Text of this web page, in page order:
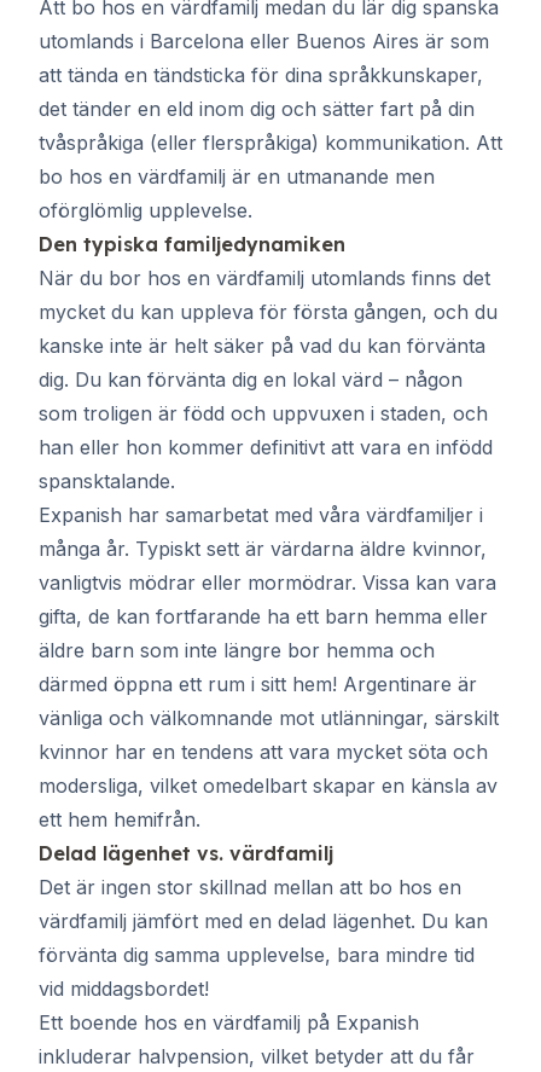
Att bo hos en värdfamilj medan du lär dig spanska
utomlands i Barcelona eller Buenos Aires är som
att tända en tändsticka för dina språkkunskaper,
det tänder en eld inom dig och sätter fart på din
tvåspråkiga (eller flerspråkiga) kommunikation. Att
bo hos en värdfamilj är en utmanande men
oförglömlig upplevelse.
Den typiska familjedynamiken
När du bor hos en värdfamilj utomlands finns det
mycket du kan uppleva för första gången, och du
kanske inte är helt säker på vad du kan förvänta
dig. Du kan förvänta dig en lokal värd – någon
som troligen är född och uppvuxen i staden, och
han eller hon kommer definitivt att vara en infödd
spansktalande.
Expanish har samarbetat med våra värdfamiljer i
många år. Typiskt sett är värdarna äldre kvinnor,
vanligtvis mödrar eller mormödrar. Vissa kan vara
gifta, de kan fortfarande ha ett barn hemma eller
äldre barn som inte längre bor hemma och
därmed öppna ett rum i sitt hem! Argentinare är
vänliga och välkomnande mot utlänningar, särskilt
kvinnor har en tendens att vara mycket söta och
modersliga, vilket omedelbart skapar en känsla av
ett hem hemifrån.
Delad lägenhet vs. värdfamilj
Det är ingen stor skillnad mellan att bo hos en
värdfamilj jämfört med en delad lägenhet. Du kan
förvänta dig samma upplevelse, bara mindre tid
vid middagsbordet!
Ett boende hos en värdfamilj på Expanish
inkluderar halvpension, vilket betyder att du får